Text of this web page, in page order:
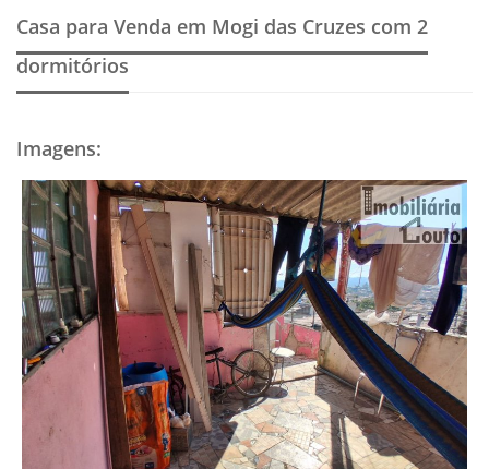
Casa para Venda em Mogi das Cruzes com 2
dormitórios
Imagens: